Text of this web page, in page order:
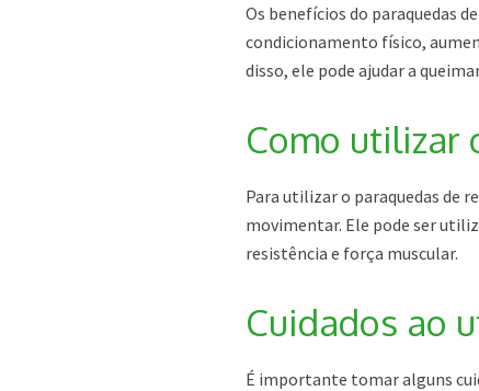
Os benefícios do paraquedas
condicionamento físico,
disso, ele pode ajudar a
Como utilizar
Para utilizar o paraquedas de
movimentar. Ele pode ser
resistência e força muscular.
Cuidados ao
É importante tomar alguns